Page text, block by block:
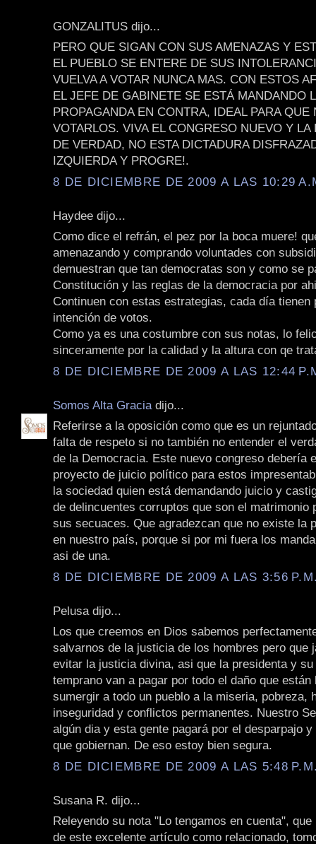
GONZALITUS dijo...
PERO QUE SIGAN CON SUS AMENAZAS Y
EL PUEBLO SE ENTERE DE SUS
VUELVA A VOTAR NUNCA MAS. CON ESTOS
EL JEFE DE GABINETE SE ESTÁ MANDANDO
PROPAGANDA EN CONTRA, IDEAL PARA QUE
VOTARLOS. VIVA EL CONGRESO NUEVO Y LA
DE VERDAD, NO ESTA DICTADURA
IZQUIERDA Y PROGRE!.
8 DE DICIEMBRE DE 2009 A LAS 10:29
Haydee dijo...
Como dice el refrán, el pez por la boca muere!
amenazando y comprando voluntades con
demuestran que tan democratas son y como se
Constitución y las reglas de la democracia por
Continuen con estas estrategias, cada día tienen
intención de votos.
Como ya es una costumbre con sus notas, lo
sinceramente por la calidad y la altura con qe
8 DE DICIEMBRE DE 2009 A LAS 12:44
Somos Alta Gracia dijo...
Referirse a la oposición como que es un
falta de respeto si no también no entender el
de la Democracia. Este nuevo congreso debería
proyecto de juicio político para estos
la sociedad quien está demandando juicio y
de delincuentes corruptos que son el matrimonio
sus secuaces. Que agradezcan que no existe la
en nuestro país, porque si por mi fuera los
asi de una.
8 DE DICIEMBRE DE 2009 A LAS 3:56
Pelusa dijo...
Los que creemos en Dios sabemos
salvarnos de la justicia de los hombres pero que
evitar la justicia divina, asi que la presidenta y
temprano van a pagar por todo el daño que están
sumergir a todo un pueblo a la miseria, pobreza,
inseguridad y conflictos permanentes. Nuestro
algún dia y esta gente pagará por el desparpajo
que gobiernan. De eso estoy bien segura.
8 DE DICIEMBRE DE 2009 A LAS 5:48
Susana R. dijo...
Releyendo su nota "Lo tengamos en cuenta",
de este excelente artículo como relacionado,